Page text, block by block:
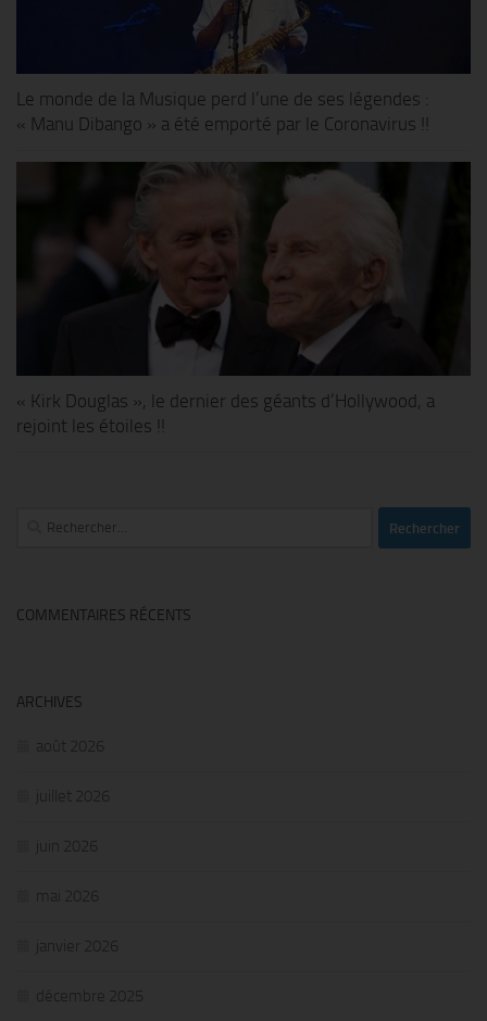
Le monde de la Musique perd l’une de ses légendes :
« Manu Dibango » a été emporté par le Coronavirus !!
« Kirk Douglas », le dernier des géants d’Hollywood, a
rejoint les étoiles !!
Rechercher :
COMMENTAIRES RÉCENTS
ARCHIVES
août 2026
juillet 2026
juin 2026
mai 2026
janvier 2026
décembre 2025